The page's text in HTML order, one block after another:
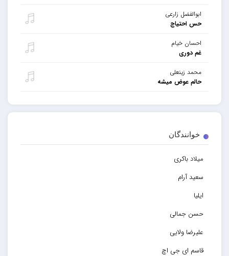
ابوالفضل زارعی
حس احتیاج
احسان خیام
غم دوری
محمد زینعلی
حالم عوض میشه
خوانندگان
میلاد باکری
سعید آرام
ایلیا
حسن جمالی
علیرضا ولایی
قاسم ای جی اچ